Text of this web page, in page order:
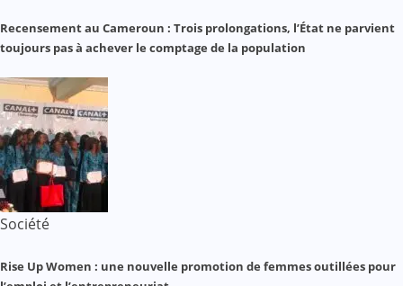
Recensement au Cameroun : Trois prolongations, l’État ne parvient
toujours pas à achever le comptage de la population
Société
Rise Up Women : une nouvelle promotion de femmes outillées pour